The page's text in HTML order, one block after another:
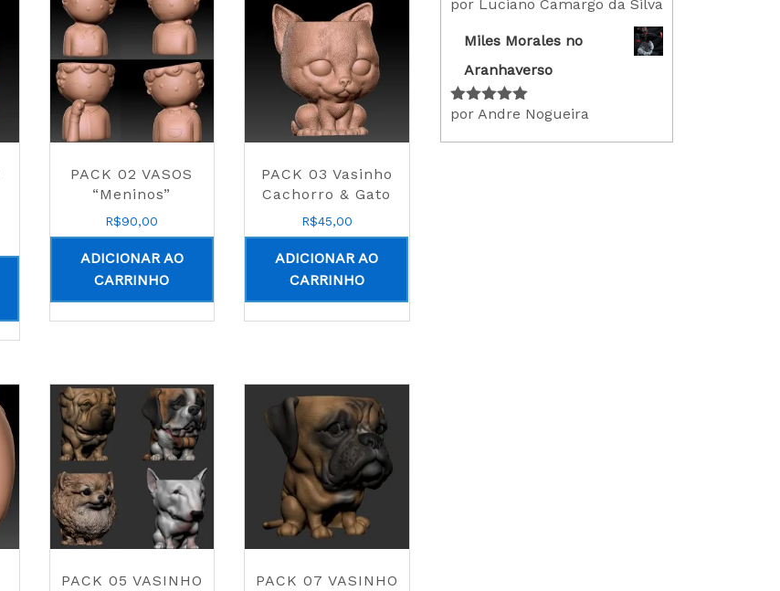
PACK 02 VASOS
“Meninos”
R$90,00
ADICIONAR AO
CARRINHO
PACK 03 Vasinho
Cachorro & Gato
R$45,00
ADICIONAR AO
CARRINHO
PACK 05 VASINHO
PACK 07 VASINHO
Avaliação5
por Luciano Camargo da Silva
Miles Morales no
Aranhaverso
Avaliação5
por Andre Nogueira